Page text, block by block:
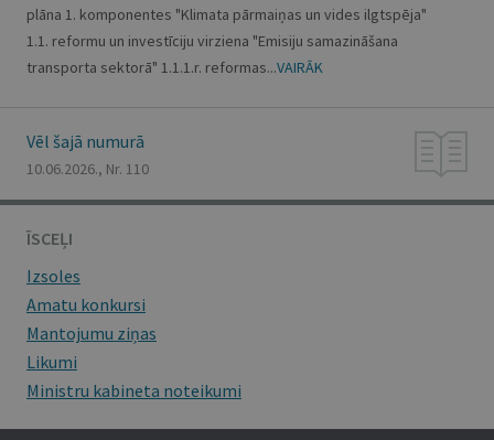
plāna 1. komponentes "Klimata pārmaiņas un vides ilgtspēja"
1.1. reformu un investīciju virziena "Emisiju samazināšana
transporta sektorā" 1.1.1.r. reformas...VAIRĀK
Vēl šajā numurā
10.06.2026., Nr. 110
ĪSCEĻI
Izsoles
Amatu konkursi
Mantojumu ziņas
Likumi
Ministru kabineta noteikumi